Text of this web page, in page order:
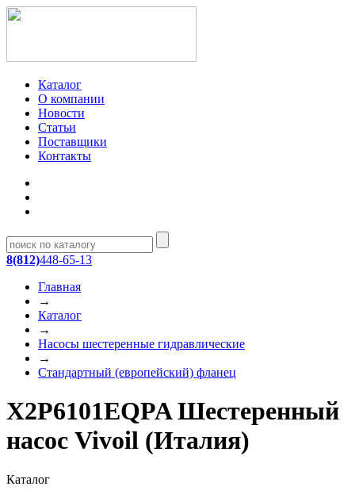
Каталог
О компании
Новости
Статьи
Поставщики
Контакты
8(812)448-65-13
Главная
→
Каталог
→
Насосы шестеренные гидравлические
→
Стандартный (европейский) фланец
X2P6101EQPA Шестеренный
насос Vivoil (Италия)
Каталог